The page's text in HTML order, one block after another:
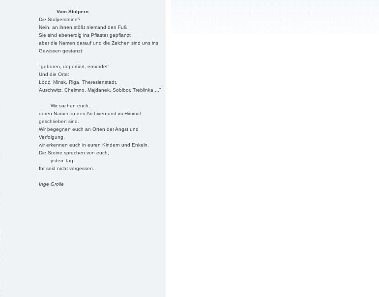
Vom Stolpern
Die Stolpersteine?
Nein, an ihnen stößt niemand den Fuß
Sie sind ebenerdig ins Pflaster gepflanzt
aber die Namen darauf und die Zeichen sind uns ins
Gewissen gestanzt:
"geboren, deportiert, ermordet"
Und die Orte:
Łódź, Minsk, Riga, Theresienstadt,
Auschwitz, Chelmno, Majdanek, Sobibor, Treblinka ..."
Wir suchen euch,
deren Namen in den Archiven und im Himmel
geschrieben sind.
Wir begegnen euch an Orten der Angst und
Verfolgung,
wir erkennen euch in euren Kindern und Enkeln.
Die Steine sprechen von euch,
jeden Tag.
Ihr seid nicht vergessen.
Inge Grolle